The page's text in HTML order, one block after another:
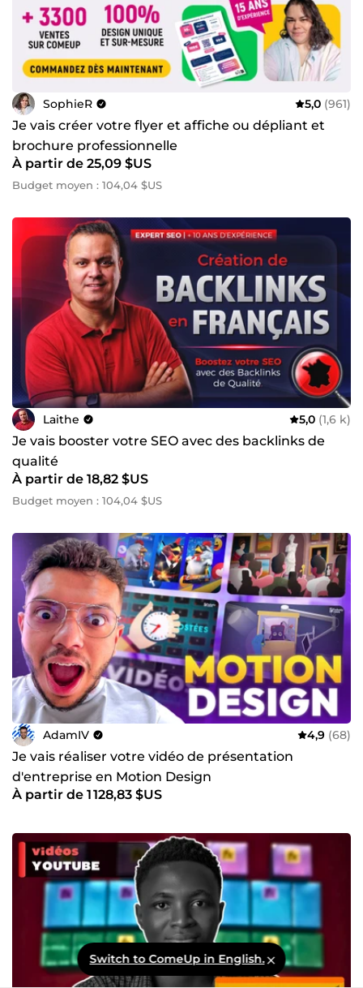
SophieR 5,0 (961)
Je vais créer votre flyer et affiche ou dépliant et
brochure professionnelle
À partir de 25,09 $US
Budget moyen : 104,04 $US
Laithe 5,0 (1,6 k)
Je vais booster votre SEO avec des backlinks de
qualité
À partir de 18,82 $US
Budget moyen : 104,04 $US
AdamIV 4,9 (68)
Je vais réaliser votre vidéo de présentation
d'entreprise en Motion Design
À partir de 1 128,83 $US
Switch to ComeUp in English.